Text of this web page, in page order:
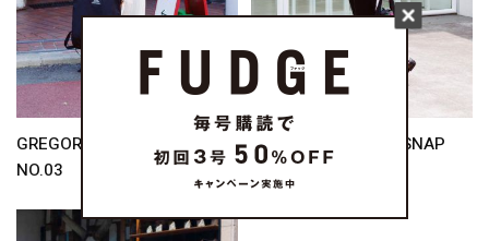
GREGORY SPECIAL SNAP
NO.03
GREGORY SPECIAL SNAP
NO.02